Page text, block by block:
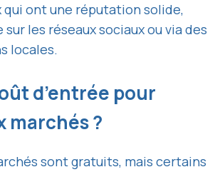
qui ont une réputation solide,
les réseaux sociaux ou via des
locales.
d’entrée pour
marchés ?
sont gratuits, mais certains